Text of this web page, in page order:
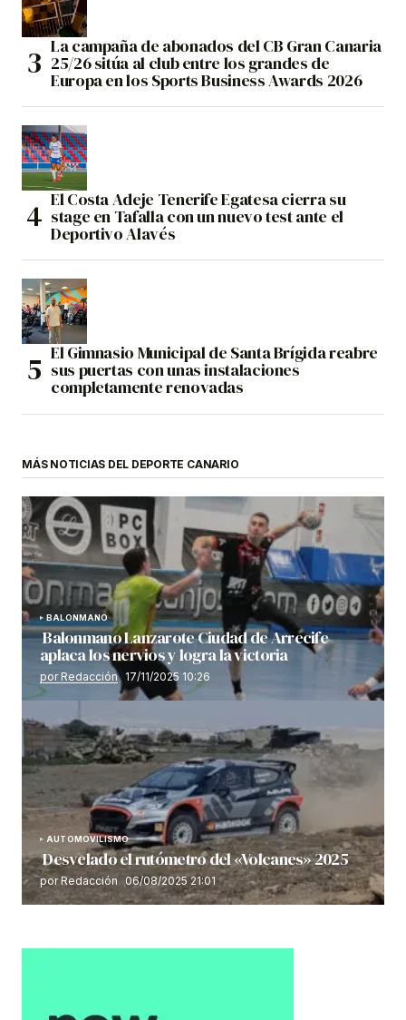
La campaña de abonados del CB Gran Canaria
25/26 sitúa al club entre los grandes de
Europa en los Sports Business Awards 2026
El Costa Adeje Tenerife Egatesa cierra su
stage en Tafalla con un nuevo test ante el
Deportivo Alavés
El Gimnasio Municipal de Santa Brígida reabre
sus puertas con unas instalaciones
completamente renovadas
MÁS NOTICIAS DEL DEPORTE CANARIO
BALONMANO
Balonmano Lanzarote Ciudad de Arrecife
aplaca los nervios y logra la victoria
por Redacción 17/11/2025 10:26
AUTOMOVILISMO
Desvelado el rutómetro del «Volcanes» 2025
por Redacción 06/08/2025 21:01